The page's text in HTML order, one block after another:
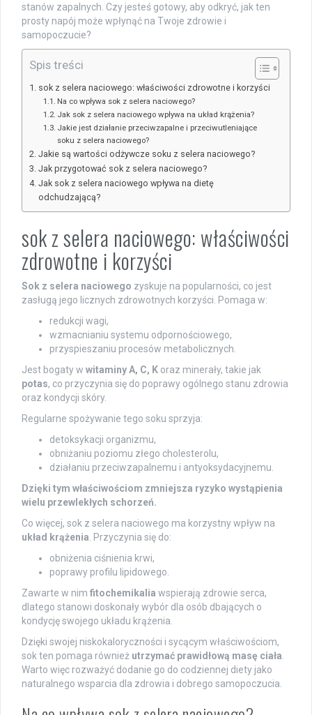
stanów zapalnych. Czy jesteś gotowy, aby odkryć, jak ten
prosty napój może wpłynąć na Twoje zdrowie i
samopoczucie?
Spis treści
sok z selera naciowego: właściwości zdrowotne i korzyści
Na co wpływa sok z selera naciowego?
Jak sok z selera naciowego wpływa na układ krążenia?
Jakie jest działanie przeciwzapalne i przeciwutleniające
soku z selera naciowego?
Jakie są wartości odżywcze soku z selera naciowego?
Jak przygotować sok z selera naciowego?
Jak sok z selera naciowego wpływa na dietę
odchudzającą?
sok z selera naciowego: właściwości
zdrowotne i korzyści
Sok z selera naciowego zyskuje na popularności, co jest
zasługą jego licznych zdrowotnych korzyści. Pomaga w:
redukcji wagi,
wzmacnianiu systemu odpornościowego,
przyspieszaniu procesów metabolicznych.
Jest bogaty w witaminy A, C, K oraz minerały, takie jak
potas, co przyczynia się do poprawy ogólnego stanu zdrowia
oraz kondycji skóry.
Regularne spożywanie tego soku sprzyja:
detoksykacji organizmu,
obniżaniu poziomu złego cholesterolu,
działaniu przeciwzapalnemu i antyoksydacyjnemu.
Dzięki tym właściwościom zmniejsza ryzyko wystąpienia
wielu przewlekłych schorzeń.
Co więcej, sok z selera naciowego ma korzystny wpływ na
układ krążenia . Przyczynia się do:
obniżenia ciśnienia krwi,
poprawy profilu lipidowego.
Zawarte w nim fitochemikalia wspierają zdrowie serca,
dlatego stanowi doskonały wybór dla osób dbających o
kondycję swojego układu krążenia.
Dzięki swojej niskokaloryczności i sycącym właściwościom,
sok ten pomaga również utrzymać prawidłową masę ciała
Warto więc rozważyć dodanie go do codziennej diety jako
naturalnego wsparcia dla zdrowia i dobrego samopoczucia.